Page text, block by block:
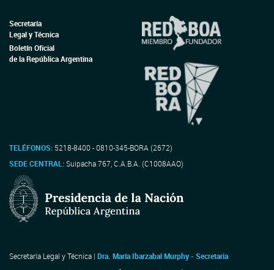
Secretaría
Legal y Técnica
Boletín Oficial
de la República Argentina
TELÉFONOS: 5218-8400 - 0810-345-BORA (2672)
SEDE CENTRAL:Suipacha 767, C.A.B.A. (C1008AAO)
Secretaría Legal y Técnica | Dra. María Ibarzabal Murphy - Secretaria